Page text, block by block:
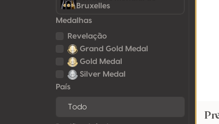
Bruxelles
Medalhas
Revelação
Grand Gold Medal
Gold Medal
Silver Medal
País